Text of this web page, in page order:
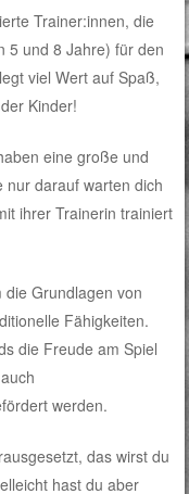
Trainer:innen, die
5 und 8 Jahre) für den
viel Wert auf Spaß,
Kinder!
eine große und
nur darauf warten dich
ihrer Trainerin trainiert
Grundlagen von
Fähigkeiten.
die Freude am Spiel
werden.
das wirst du
hast du aber